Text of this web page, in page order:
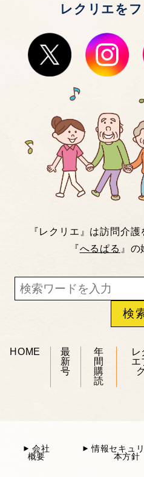
レクリエを
『レクリエ』は訪問介
『へるぱる 』の
HOME
最
新
号
年
間
購
読
レ
エ
会社
概要
情報セキュ
本方針